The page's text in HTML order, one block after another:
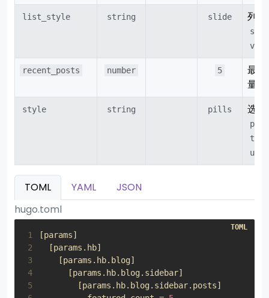
list_style string slide 列
recent_posts number 5
最
量。
style string pills 选
tabs
TOML YAML
JSON
hugo.toml
1 [params]
2
[params . hb]
3
[params . hb. blog]
4
[params . hb. blog. sidebar]
5
[params . hb. blog. sidebar. posts]